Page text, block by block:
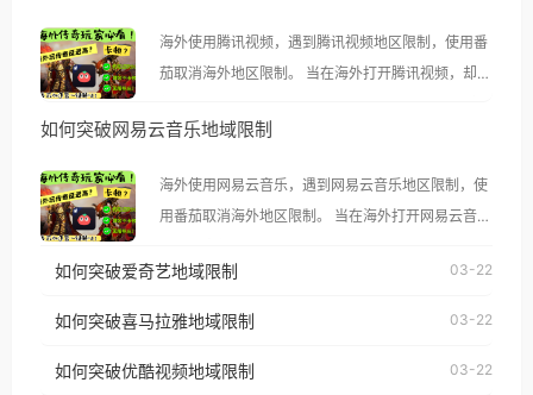
海外使用腾讯视频，遇到腾讯视频地区限制，使用番
茄取消海外地区限制。 当在海外打开腾讯视频，却突
示语。 海外用户如香港、澳门、台湾、美国、加拿
像其他音乐平台一样，出现地区及版权限制问题，且
仅能在中国大陆地区播放。 遇到这个问题的朋友们，
台湾、美国、加拿大、澳大利亚、欧洲等国家和地区
权限制所困扰。
如何突破网易云音乐地域限制
海外使用网易云音乐，遇到网易云音乐地区限制，使
用番茄取消海外地区限制。 当在海外打开网易云音
播放”的提示语。 海外用户如香港、澳门、台湾、美
制问题，且仅能在中国大陆地区播放。 遇到这个问题
如何突破爱奇艺地域限制 03-22
如何突破喜马拉雅地域限制 03-22
如何突破优酷视频地域限制 03-22